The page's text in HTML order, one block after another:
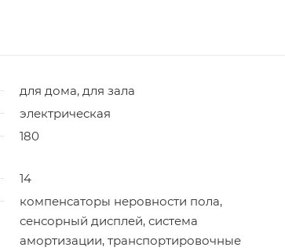
для дома, для зала
электрическая
180
14
компенсаторы неровности пола,
сенсорный дисплей, система
амортизации, транспортировочные